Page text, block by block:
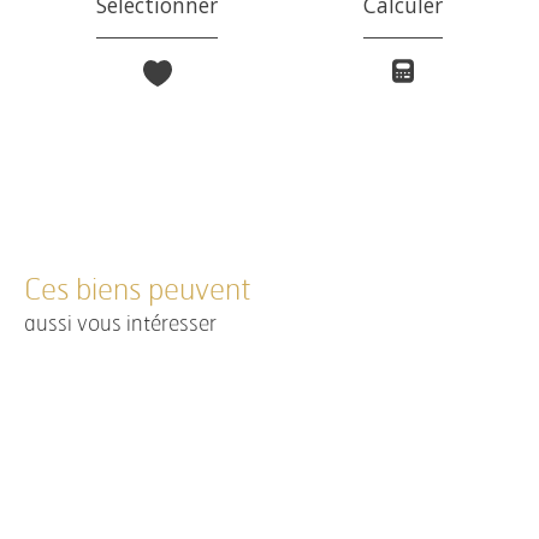
Ces biens peuvent
aussi vous intéresser